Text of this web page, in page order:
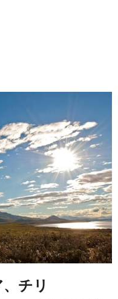
チリ